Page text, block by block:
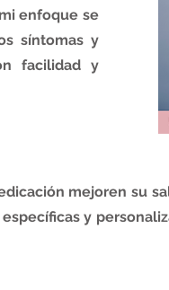
enfoque se
síntomas y
facilidad y
mejoren su
y